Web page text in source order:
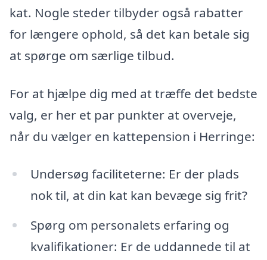
kat. Nogle steder tilbyder også rabatter
for længere ophold, så det kan betale sig
at spørge om særlige tilbud.
For at hjælpe dig med at træffe det bedste
valg, er her et par punkter at overveje,
når du vælger en kattepension i Herringe:
Undersøg faciliteterne: Er der plads
nok til, at din kat kan bevæge sig frit?
Spørg om personalets erfaring og
kvalifikationer: Er de uddannede til at